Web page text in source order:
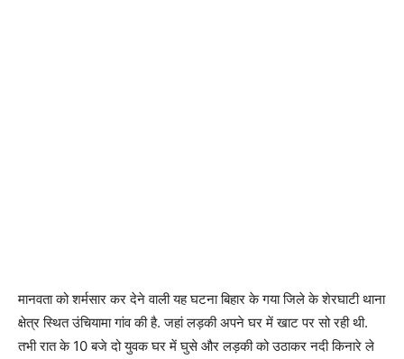
मानवता को शर्मसार कर देने वाली यह घटना बिहार के गया जिले के शेरघाटी थाना
क्षेत्र स्थित उंचियामा गांव की है. जहां लड़की अपने घर में खाट पर सो रही थी.
तभी रात के 10 बजे दो युवक घर में घुसे और लड़की को उठाकर नदी किनारे ले